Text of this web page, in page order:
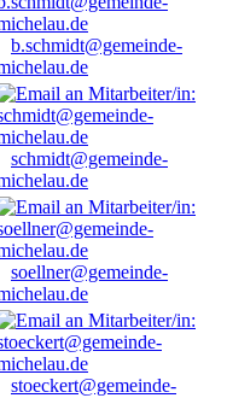
b.schmidt@gemeinde-
schmidt@gemeinde-
soellner@gemeinde-
stoeckert@gemeinde-